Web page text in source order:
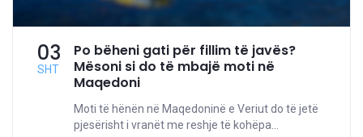
03
SHT
Po bëheni gati për fillim të javës?
Mësoni si do të mbajë moti në
Maqedoni
Moti të hënën në Maqedoninë e Veriut do të jetë
pjesërisht i vranët me reshje të kohëpa...